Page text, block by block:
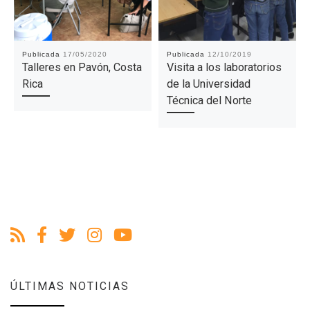
Publicada 17/05/2020
Talleres en Pavón, Costa
Rica
Publicada 12/10/2019
Visita a los laboratorios
de la Universidad
Técnica del Norte
ÚLTIMAS NOTICIAS